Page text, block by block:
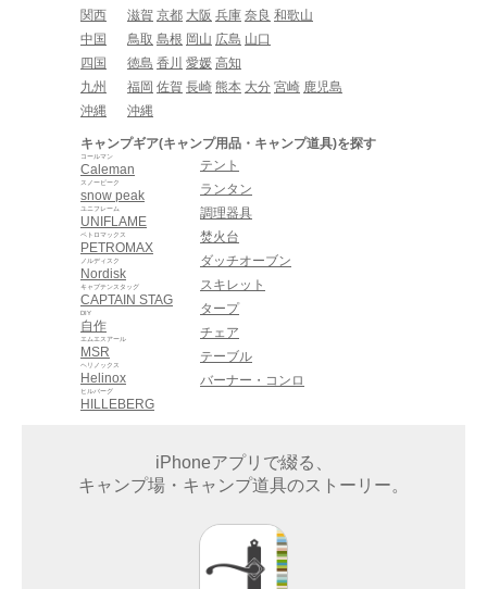
関西
滋賀 京都 大阪 兵庫 奈良 和歌山
中国
鳥取 島根 岡山 広島 山口
四国
徳島 香川 愛媛 高知
九州
福岡 佐賀 長崎 熊本 大分 宮崎 鹿児島
沖縄
沖縄
キャンプギア(キャンプ用品・キャンプ道具)を探す
Caleman
コールマン
snow peak
スノーピーク
UNIFLAME
ユニフレーム
PETROMAX
ペトロマックス
Nordisk
ノルディスク
CAPTAIN STAG
キャプテンスタッグ
自作
DIY
MSR
エムエスアール
Helinox
ヘリノックス
HILLEBERG
ヒルバーグ
テント
ランタン
調理器具
焚火台
ダッチオーブン
スキレット
タープ
チェア
テーブル
バーナー・コンロ
iPhoneアプリで綴る、
キャンプ場・キャンプ道具のストーリー。